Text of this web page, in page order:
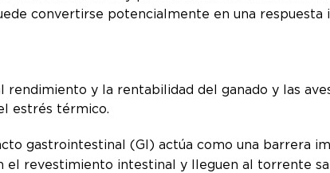
convertirse potencialmente en una respuesta
y la rentabilidad del ganado y las
estrés térmico.
gastrointestinal (GI) actúa como una barrera
el revestimiento intestinal y lleguen al torrente